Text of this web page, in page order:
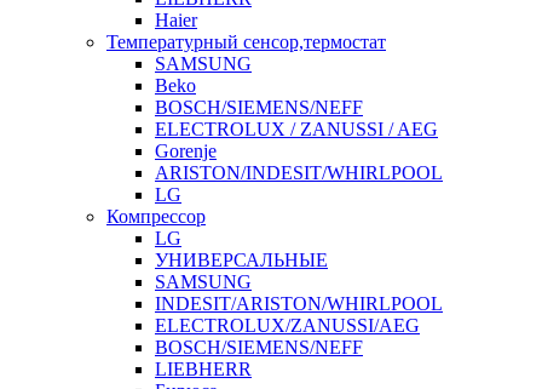
Haier
Температурный сенсор,термостат
SAMSUNG
Beko
BOSCH/SIEMENS/NEFF
ELECTROLUX / ZANUSSI / AEG
Gorenje
ARISTON/INDESIT/WHIRLPOOL
LG
Компрессор
LG
УНИВЕРСАЛЬНЫЕ
SAMSUNG
INDESIT/ARISTON/WHIRLPOOL
ELECTROLUX/ZANUSSI/AEG
BOSCH/SIEMENS/NEFF
LIEBHERR